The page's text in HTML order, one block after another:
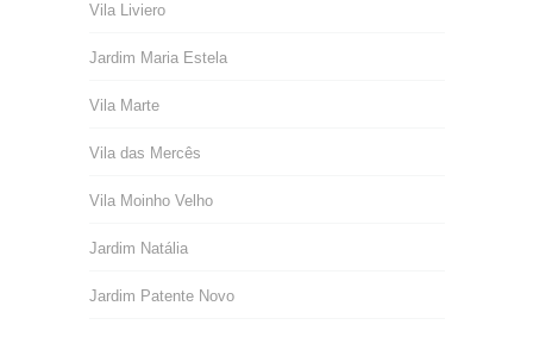
Vila Liviero
Jardim Maria Estela
Vila Marte
Vila das Mercês
Vila Moinho Velho
Jardim Natália
Jardim Patente Novo